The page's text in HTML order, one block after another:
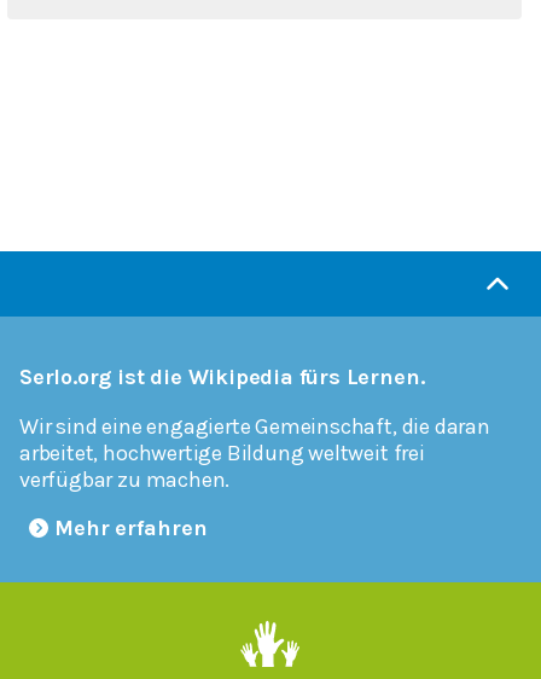
Serlo.org ist die Wikipedia fürs Lernen.
Wir sind eine engagierte Gemeinschaft, die daran
arbeitet, hochwertige Bildung weltweit frei
verfügbar zu machen.
Mehr erfahren